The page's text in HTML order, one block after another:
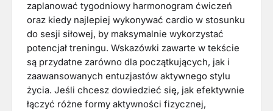
zaplanować tygodniowy harmonogram ćwiczeń
oraz kiedy najlepiej wykonywać cardio w stosunku
do sesji siłowej, by maksymalnie wykorzystać
potencjał treningu. Wskazówki zawarte w tekście
są przydatne zarówno dla początkujących, jak i
zaawansowanych entuzjastów aktywnego stylu
życia. Jeśli chcesz dowiedzieć się, jak efektywnie
łączyć różne formy aktywności fizycznej,